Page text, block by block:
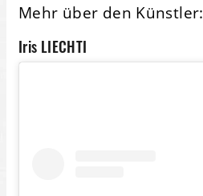
Mehr über den Künstler:
Iris LIECHTI